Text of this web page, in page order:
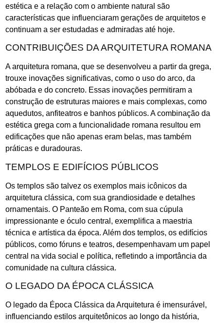
estética e a relação com o ambiente natural são
características que influenciaram gerações de arquitetos e
continuam a ser estudadas e admiradas até hoje.
CONTRIBUIÇÕES DA ARQUITETURA ROMANA
A arquitetura romana, que se desenvolveu a partir da grega,
trouxe inovações significativas, como o uso do arco, da
abóbada e do concreto. Essas inovações permitiram a
construção de estruturas maiores e mais complexas, como
aquedutos, anfiteatros e banhos públicos. A combinação da
estética grega com a funcionalidade romana resultou em
edificações que não apenas eram belas, mas também
práticas e duradouras.
TEMPLOS E EDIFÍCIOS PÚBLICOS
Os templos são talvez os exemplos mais icônicos da
arquitetura clássica, com sua grandiosidade e detalhes
ornamentais. O Panteão em Roma, com sua cúpula
impressionante e óculo central, exemplifica a maestria
técnica e artística da época. Além dos templos, os edifícios
públicos, como fóruns e teatros, desempenhavam um papel
central na vida social e política, refletindo a importância da
comunidade na cultura clássica.
O LEGADO DA ÉPOCA CLÁSSICA
O legado da Época Clássica da Arquitetura é imensurável,
influenciando estilos arquitetônicos ao longo da história,